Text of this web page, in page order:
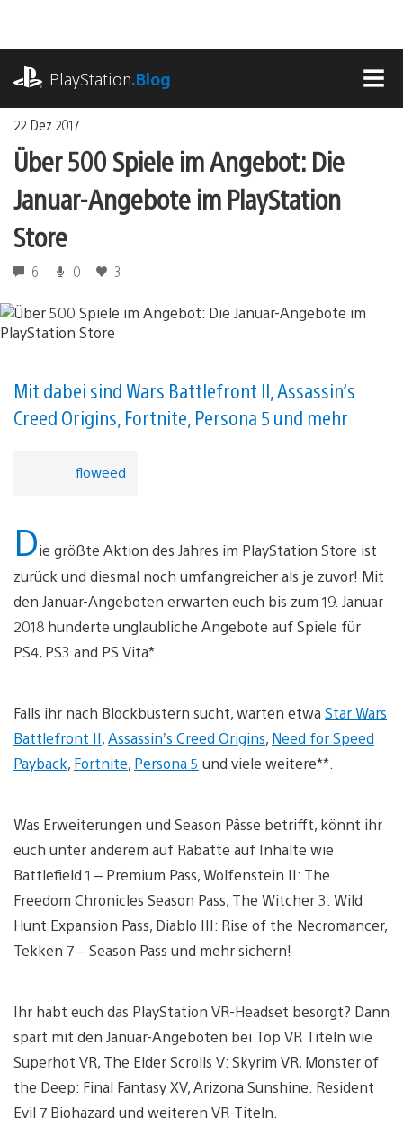
springen
PlayStation.Blog
22. Dez 2017
Über 500 Spiele im Angebot: Die
Januar-Angebote im PlayStation
Store
6 0 3
Mit dabei sind Wars Battlefront II, Assassin’s
Creed Origins, Fortnite, Persona 5 und mehr
floweed
Die größte Aktion des Jahres im PlayStation Store ist
zurück und diesmal noch umfangreicher als je zuvor! Mit
den Januar-Angeboten erwarten euch bis zum 19. Januar
2018 hunderte unglaubliche Angebote auf Spiele für
PS4, PS3 and PS Vita*.
Falls ihr nach Blockbustern sucht, warten etwa Star Wars
Battlefront II,Assassin’s Creed Origins, Need for Speed
Payback, Fortnite, Persona 5 und viele weitere**.
Was Erweiterungen und Season Pässe betrifft, könnt ihr
euch unter anderem auf Rabatte auf Inhalte wie
Battlefield 1 – Premium Pass, Wolfenstein II: The
Freedom Chronicles Season Pass, The Witcher 3: Wild
Hunt Expansion Pass, Diablo III: Rise of the Necromancer,
Tekken 7 – Season Pass und mehr sichern!
Ihr habt euch das PlayStation VR-Headset besorgt? Dann
spart mit den Januar-Angeboten bei Top VR Titeln wie
Superhot VR, The Elder Scrolls V: Skyrim VR, Monster of
the Deep: Final Fantasy XV, Arizona Sunshine. Resident
Evil 7 Biohazard und weiteren VR-Titeln.